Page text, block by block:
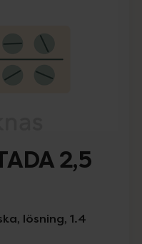
2,5
lösning, 1.4